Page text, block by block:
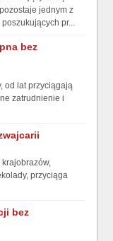
jednym z
pr...
bez
od lat przyciągają
zatrudnienie i
przyciąga
bez